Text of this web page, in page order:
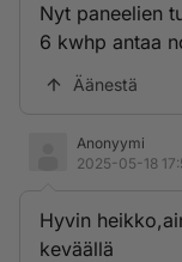
Nyt paneelien
6 kwhp antaa
Äänestä
Anonyymi
2025-05-18
Hyvin
keväällä